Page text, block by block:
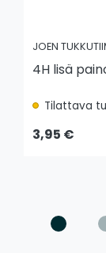
JOEN
4H lisä
Tilattava
3,95 €